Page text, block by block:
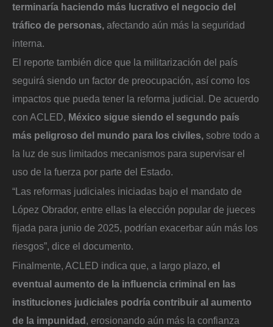
terminaría haciendo más lucrativo el negocio del
tráfico de personas, afectando aún más la seguridad
interna.
El reporte también dice que la militarización del país
seguirá siendo un factor de preocupación, así como los
impactos que pueda tener la reforma judicial. De acuerdo
con ACLED, México sigue siendo el segundo país
más peligroso del mundo para los civiles, sobre todo a
la luz de sus limitados mecanismos para supervisar el
uso de la fuerza por parte del Estado.
“Las reformas judiciales iniciadas bajo el mandato de
López Obrador, entre ellas la elección popular de jueces
fijada para junio de 2025, podrían exacerbar aún más los
riesgos”, dice el documento.
Finalmente, ACLED indica que, a largo plazo, el
eventual aumento de la influencia criminal en las
instituciones judiciales podría contribuir al aumento
de la impunidad, erosionando aún más la confianza